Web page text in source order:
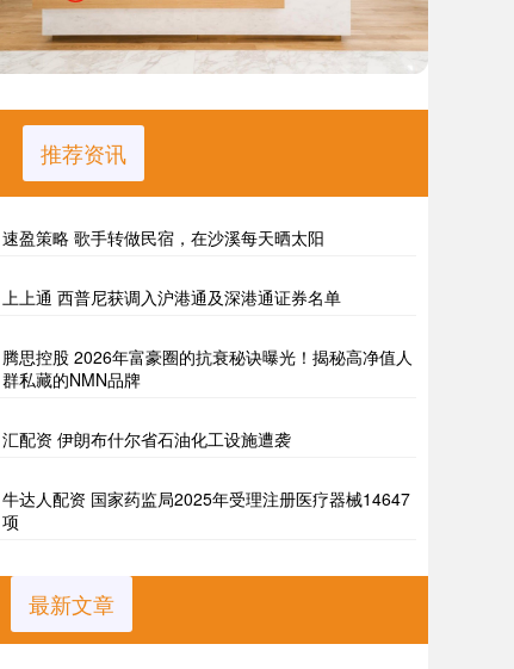
推荐资讯
速盈策略 歌手转做民宿，在沙溪每天晒太阳
上上通 西普尼获调入沪港通及深港通证券名单
腾思控股 2026年富豪圈的抗衰秘诀曝光！揭秘高净值人
群私藏的NMN品牌
汇配资 伊朗布什尔省石油化工设施遭袭
牛达人配资 国家药监局2025年受理注册医疗器械14647
项
最新文章